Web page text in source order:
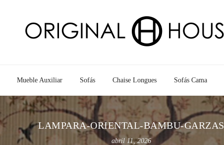
Mueble Auxiliar Sofás Chaise Longues Sofás Cama
LAMPARA-ORIENTAL-BAMBU-GARZAS
abril 11, 2026